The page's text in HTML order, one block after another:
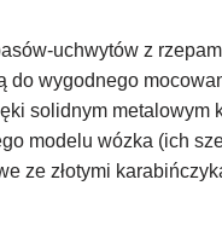
uchwytów z
do wygodnego
solidnym metalowym
modelu wózka (ich
ze złotymi